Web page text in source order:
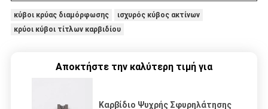
κύβοι κρύας διαμόρφωσης
ισχυρός κύβος ακτίνων
κρύοι κύβοι τίτλων καρβιδίου
Αποκτήστε την καλύτερη τιμή για
Καρβίδιο Ψυχρής Σφυρηλάτησης